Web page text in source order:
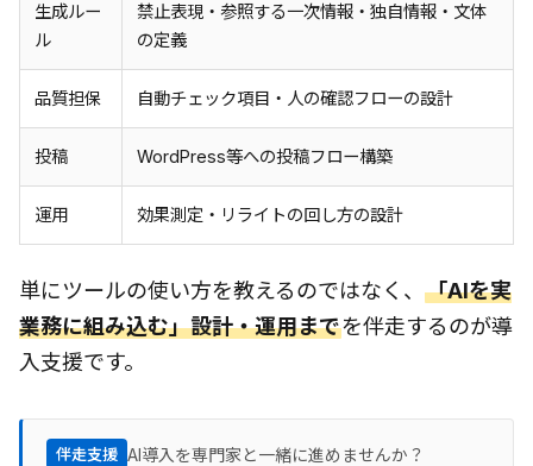
生成ルー
ル
禁止表現・参照する一次情報・独自情報・文体
の定義
品質担保 自動チェック項目・人の確認フローの設計
投稿 WordPress等への投稿フロー構築
運用 効果測定・リライトの回し方の設計
単にツールの使い方を教えるのではなく、 「AIを実
業務に組み込む」設計・運用までを伴走するのが導
入支援です。
伴走支援 AI導入を専門家と一緒に進めませんか？